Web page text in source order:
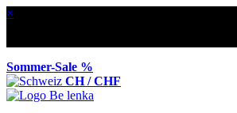
×
Sommer-Sale %
CH / CHF